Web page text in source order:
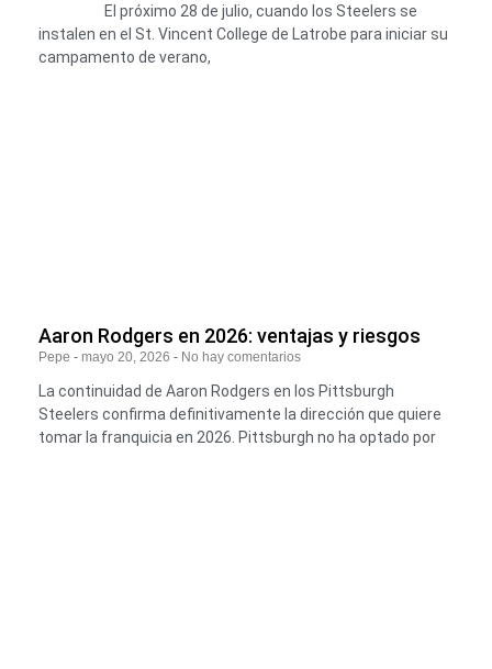
El próximo 28 de julio, cuando los Steelers se
instalen en el St. Vincent College de Latrobe para iniciar su
campamento de verano,
Aaron Rodgers en 2026: ventajas y riesgos
Pepe mayo 20, 2026 No hay comentarios
La continuidad de Aaron Rodgers en los Pittsburgh
Steelers confirma definitivamente la dirección que quiere
tomar la franquicia en 2026. Pittsburgh no ha optado por